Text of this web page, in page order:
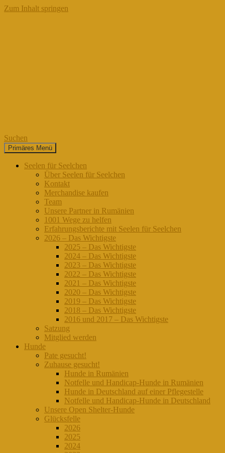
Zum Inhalt springen
Seelen für Seelchen
Suchen
Primäres Menü
Seelen für Seelchen
Über Seelen für Seelchen
Kontakt
Merchandise kaufen
Team
Unsere Partner in Rumänien
1001 Wege zu helfen
Erfahrungsberichte mit Seelen für Seelchen
2026 – Das Wichtigste
2025 – Das Wichtigste
2024 – Das Wichtigste
2023 – Das Wichtigste
2022 – Das Wichtigste
2021 – Das Wichtigste
2020 – Das Wichtigste
2019 – Das Wichtigste
2018 – Das Wichtigste
2016 und 2017 – Das Wichtigste
Satzung
Mitglied werden
Hunde
Pate gesucht!
Zuhause gesucht!
Hunde in Rumänien
Notfelle und Handicap-Hunde in Rumänien
Hunde in Deutschland auf einer Pflegestelle
Notfelle und Handicap-Hunde in Deutschland
Unsere Open Shelter-Hunde
Glücksfelle
2026
2025
2024